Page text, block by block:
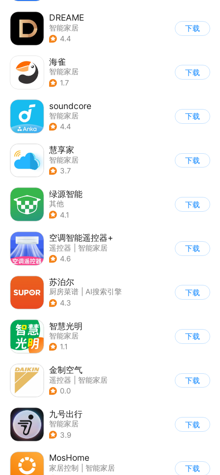
DREAME
智能家居
4.4
下载
海雀
智能家居
1.7
下载
soundcore
智能家居
4.4
下载
慧享家
智能家居
3.7
下载
绿源智能
其他
4.1
下载
空调智能遥控器+
遥控器
智能家居
4.6
下载
苏泊尔
厨房菜谱
AI搜索引擎
| 智能家居
4.3
下载
智慧光明
智能家居
1.1
下载
金制空气
遥控器
智能家居
| 家居装修
0.0
下载
九号出行
智能家居
3.9
下载
MosHome
家居控制
智能家居
下载